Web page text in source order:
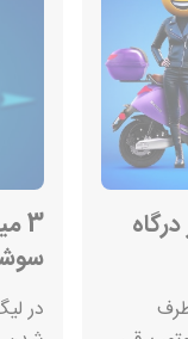
3
در